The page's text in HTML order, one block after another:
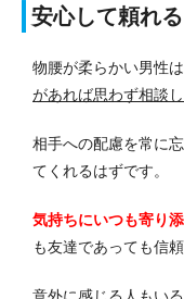
安心して頼れる
物腰が柔らかい男性
があれば思わず相談
相手への配慮を常に
てくれるはずです。
気持ちにいつも寄り
も友達であっても信